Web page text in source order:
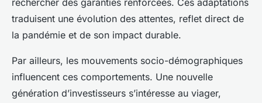
rechercher des garanties renforcées. Ces adaptations
traduisent une évolution des attentes, reflet direct de
la pandémie et de son impact durable.
Par ailleurs, les mouvements socio-démographiques
influencent ces comportements. Une nouvelle
génération d’investisseurs s’intéresse au viager,